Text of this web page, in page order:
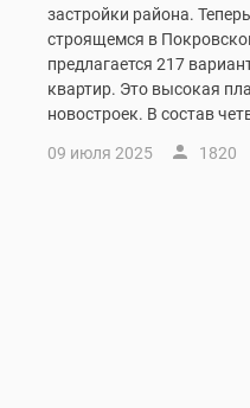
застройки района.
строящемся в
предлагается 217
квартир. Это высокая
новостроек. В состав
09 июля 2025 1820